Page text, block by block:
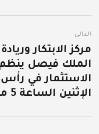
التالي
المقالة
التالية:
الملك
الاستثمار في
الإثنين الساعة 5 مساءً عن بعد.